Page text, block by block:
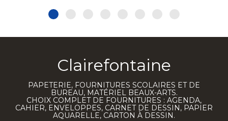
Clairefontaine
PAPETERIE, FOURNITURES SCOLAIRES ET DE
BUREAU, MATÉRIEL BEAUX-ARTS.
CHOIX COMPLET DE FOURNITURES : AGENDA,
CAHIER, ENVELOPPES, CARNET DE DESSIN, PAPIER
AQUARELLE, CARTON À DESSIN.